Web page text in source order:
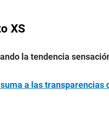
XS
la tendencia
a las transparencias